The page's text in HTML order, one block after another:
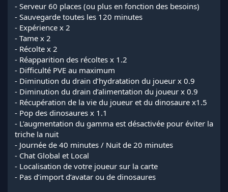
- Serveur 60 places (ou plus en fonction des besoins)
- Sauvegarde toutes les 120 minutes
- Expérience x 2
- Tame x 2
- Récolte x 2
- Réapparition des récoltes x 1.2
- Difficulté PVE au maximum
- Diminution du drain d’hydratation du joueur x 0.9
- Diminution du drain d’alimentation du joueur x 0.9
- Récupération de la vie du joueur et du dinosaure x1.5
- Pop des dinosaures x 1.1
- L’augmentation du gamma est désactivée pour éviter la
triche la nuit
- Journée de 40 minutes / Nuit de 20 minutes
- Chat Global et Local
- Localisation de votre joueur sur la carte
- Pas d’import d’avatar ou de dinosaures